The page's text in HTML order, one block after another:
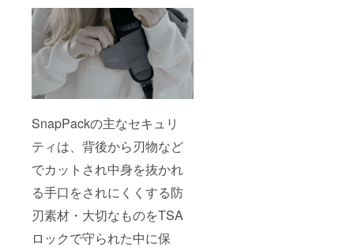
SnapPackの主なセキュリ
ティは、背後から刃物など
でカットされ中身を抜かれ
る手口をされにくくする防
刃素材・大切なものをTSA
ロックで守られた中に保